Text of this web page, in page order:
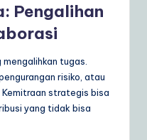
Pengalihan
tugas.
risiko, atau
Kemitraan strategis bisa
yang tidak bisa